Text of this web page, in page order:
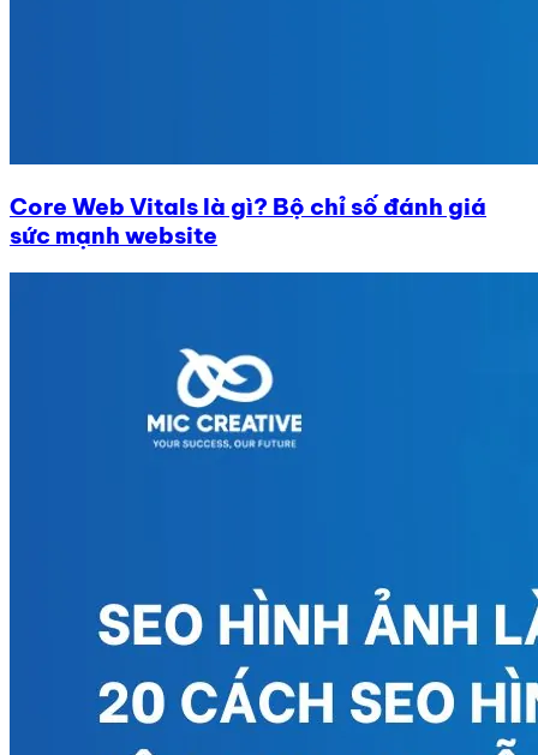
Core Web Vitals là gì? Bộ chỉ số đánh giá
sức mạnh website